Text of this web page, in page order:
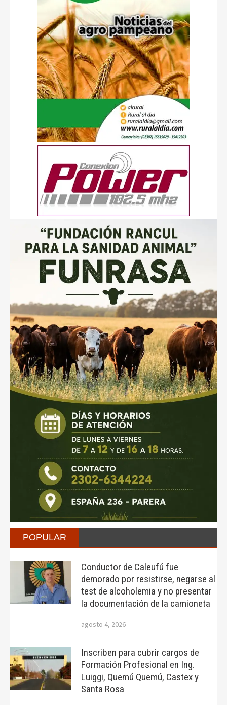
POPULAR
Conductor de Caleufú fue
demorado por resistirse, negarse al
test de alcoholemia y no presentar
la documentación de la camioneta
agosto 4, 2026
Inscriben para cubrir cargos de
Formación Profesional en Ing.
Luiggi, Quemú Quemú, Castex y
Santa Rosa